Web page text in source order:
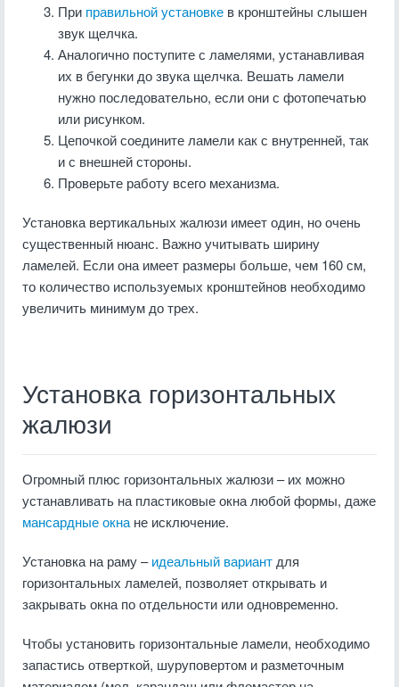
При правильной установке в кронштейны слышен
звук щелчка.
Аналогично поступите с ламелями, устанавливая
их в бегунки до звука щелчка. Вешать ламели
нужно последовательно, если они с фотопечатью
или рисунком.
Цепочкой соедините ламели как с внутренней, так
и с внешней стороны.
Проверьте работу всего механизма.
Установка вертикальных жалюзи имеет один, но очень
существенный нюанс. Важно учитывать ширину
ламелей. Если она имеет размеры больше, чем 160 см,
то количество используемых кронштейнов необходимо
увеличить минимум до трех.
Установка горизонтальных
жалюзи
Огромный плюс горизонтальных жалюзи – их можно
устанавливать на пластиковые окна любой формы, даже
мансардные окна не исключение.
Установка на раму –идеальный вариант для
горизонтальных ламелей, позволяет открывать и
закрывать окна по отдельности или одновременно.
Чтобы установить горизонтальные ламели, необходимо
запастись отверткой, шуруповертом и разметочным